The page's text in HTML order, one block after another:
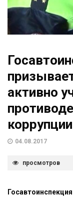
активно
коррупции
04.08.2017
просмотров